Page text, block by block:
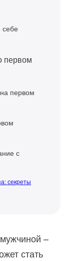
первом
первом
с
секреты
–
стать